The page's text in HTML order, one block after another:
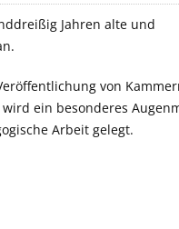
Jahren alte und
von
ein besonderes
Arbeit gelegt.